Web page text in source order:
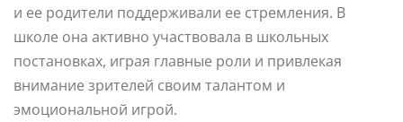
и ее родители поддерживали ее стремления. В
школе она активно участвовала в школьных
постановках, играя главные роли и привлекая
внимание зрителей своим талантом и
эмоциональной игрой.